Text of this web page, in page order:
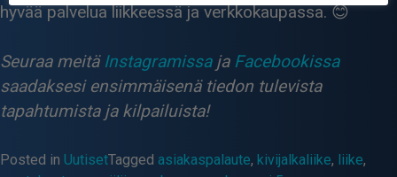
hyvää palvelua liikkeessä ja verkkokaupassa. 😊
Seuraa meitä Instagramissaja Facebookissa
saadaksesi ensimmäisenä tiedon tulevista
tapahtumista ja kilpailuista!
Posted in UutisetTagged asiakaspalaute, kivijalkaliike, liike,